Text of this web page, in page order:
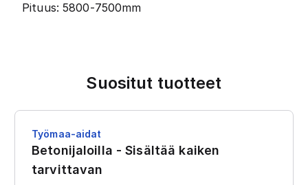
Pituus: 5800-7500mm
Suositut tuotteet
Työmaa-aidat
Betonijaloilla - Sisältää kaiken
tarvittavan